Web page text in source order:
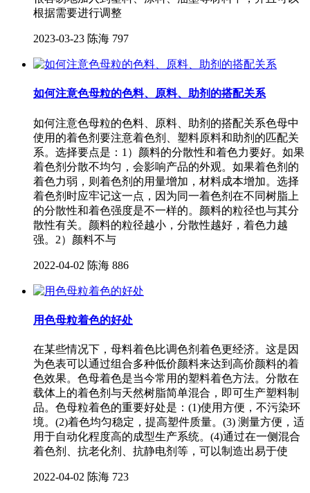
根据需要进行调整
2023-03-23 陈海 797
如何注意色母粒的色料、原料、助剂的搭配关系
如何注意色母粒的色料、原料、助剂的搭配关系色母中
使用的着色剂要注意着色剂、塑料原料和助剂的匹配关
系。选择要点是：1）颜料的分散性和着色力要好。如果
着色剂分散不均匀，会影响产品的外观。如果着色剂的
着色力弱，则着色剂的用量增加，材料成本增加。选择
着色剂时应牢记这一点，因为同一着色剂在不同树脂上
的分散性和着色强度是不一样的。颜料的粒径也与其分
散性有关。颜料的粒径越小，分散性越好，着色力越
强。2）颜料不与
2022-04-02 陈海 886
用色母粒着色的好处
在某些情况下，母料着色比调色剂着色更经济。这是因
为色表可以通过组合多种低价颜料来达到高价颜料的着
色效果。色母着色是当今常用的塑料着色方法。分散在
载体上的着色剂与天然树脂简单混合，即可生产塑料制
品。色母粒着色的重要好处是：(1)使用方便，不污染环
境。(2)着色均匀稳定，提高塑件质量。(3) 测量方便，适
用于自动化程度高的成型生产系统。(4)通过在一侧混合
着色剂、抗老化剂、抗静电剂等，可以制造出易于使
2022-04-02 陈海 723